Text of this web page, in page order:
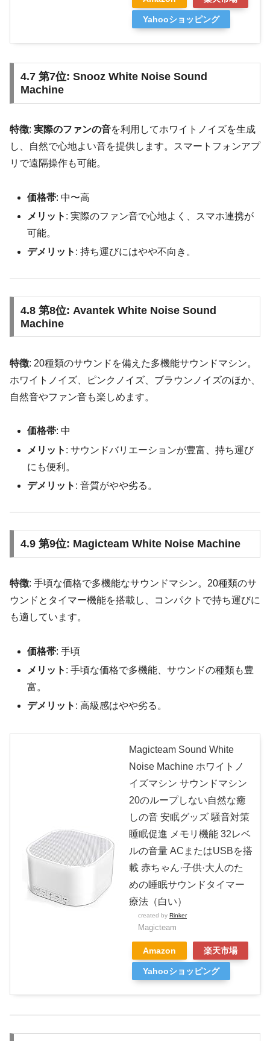
Yahooショッピング
4.7 第7位: Snooz White Noise Sound
Machine
特徴: 実際のファンの音を利用してホワイトノイズを生成
し、自然で心地よい音を提供します。スマートフォンアプ
リで遠隔操作も可能。
価格帯: 中〜高
メリット : 実際のファン音で心地よく、スマホ連携が
可能。
デメリット : 持ち運びにはやや不向き。
4.8 第8位: Avantek White Noise Sound
Machine
特徴: 20種類のサウンドを備えた多機能サウンドマシン。
ホワイトノイズ、ピンクノイズ、ブラウンノイズのほか、
自然音やファン音も楽しめます。
価格帯: 中
メリット : サウンドバリエーションが豊富、持ち運び
にも便利。
デメリット : 音質がやや劣る。
4.9 第9位: Magicteam White Noise Machine
特徴: 手頃な価格で多機能なサウンドマシン。20種類のサ
ウンドとタイマー機能を搭載し、コンパクトで持ち運びに
も適しています。
価格帯: 手頃
メリット : 手頃な価格で多機能、サウンドの種類も豊
富。
デメリット : 高級感はやや劣る。
Magicteam Sound White
Noise Machine ホワイトノ
イズマシン サウンドマシン
20のループしない自然な癒
しの音 安眠グッズ 騒音対策
睡眠促進 メモリ機能 32レベ
ルの音量 ACまたはUSBを搭
載 赤ちゃん·子供·大人のた
めの睡眠サウンドタイマー
療法（白い）
created by Rinker
Magicteam
Amazon 楽天市場
Yahooショッピング